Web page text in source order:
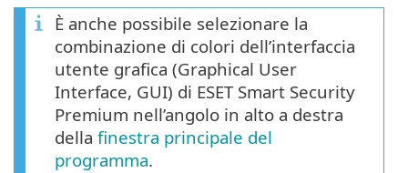
È anche possibile selezionare la
combinazione di colori dell’interfaccia
utente grafica (Graphical User
Interface, GUI) di ESET Smart Security
Premium nell’angolo in alto a destra
della finestra principale del
programma.